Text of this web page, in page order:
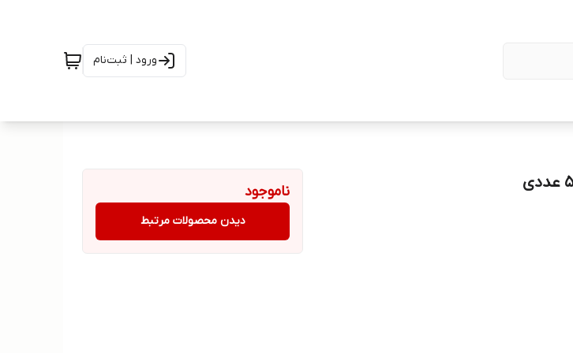
ورود | ثبت‌نام
ناموجود
دیدن محصولات مرتبط